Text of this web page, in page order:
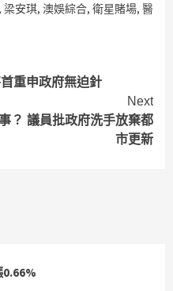
, 梁安琪, 澳娛綜合, 衛星賭場, 醫
重申政府無迫針
Next
？ 議員批政府洗手放棄都
市更新